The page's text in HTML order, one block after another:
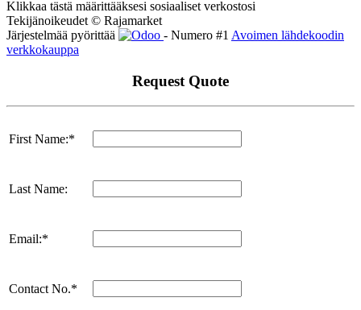
Klikkaa tästä määrittääksesi sosiaaliset verkostosi
Tekijänoikeudet © Rajamarket
Järjestelmää pyörittää
- Numero #1 Avoimen lähdekoodin
verkkokauppa
Request Quote
First Name:*
Last Name:
Email:*
Contact No.*